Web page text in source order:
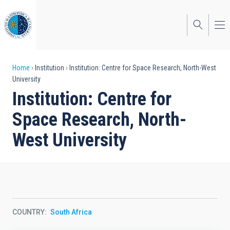
to
main
content
Breadcrumb
Home Institution
Institution: Centre for Space Research, North-West
University
Institution: Centre for
Space Research, North-
West University
COUNTRY South Africa